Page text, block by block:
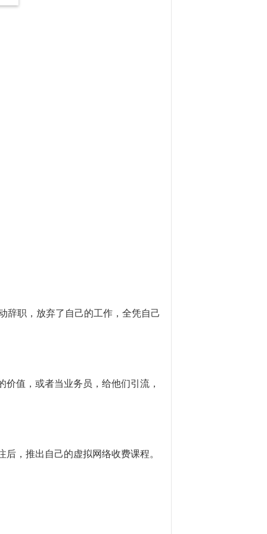
辞职，放弃了自己的工作，全凭自己
值，或者当业务员，给他们引流，
后，推出自己的虚拟网络收费课程。